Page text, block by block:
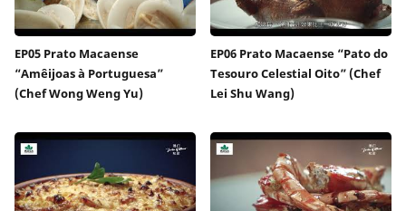
EP05 Prato Macaense
“Amêijoas à Portuguesa”
(Chef Wong Weng Yu)
EP06 Prato Macaense “Pato do
Tesouro Celestial Oito” (Chef
Lei Shu Wang)